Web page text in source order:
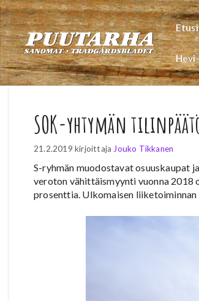
Siirry
sisältöön
SOK-yhtymän
21.2.2019 kirjoittaja Jouko Tikkanen
S-ryhmän muodostavat osuuskaupat
veroton vähittäismyynti vuonna 2018
prosenttia. Ulkomaisen liiketoiminnan